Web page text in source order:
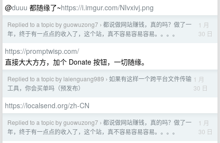
@duuu 都随缘了~https://i.imgur.com/NIvxivj.png
Replied to a topic by guowuzong7 › 都说做网站赚钱，真的吗？做了一
年，终于有一点点的收入了，这个站，真不容易容易容易。。。。
1 月
30 日
https://promptwisp.com/
直接大大方方，加个 Donate 按钮，一切随缘。
Replied to a topic by laienguang989 › 如果有这样一个跨平台文件传输
工具，你会买单吗（预发布）
1 月
30 日
https://localsend.org/zh-CN
Replied to a topic by guowuzong7 › 都说做网站赚钱，真的吗？做了一
年，终于有一点点的收入了，这个站，真不容易容易容易。。。。
1 月
30 日